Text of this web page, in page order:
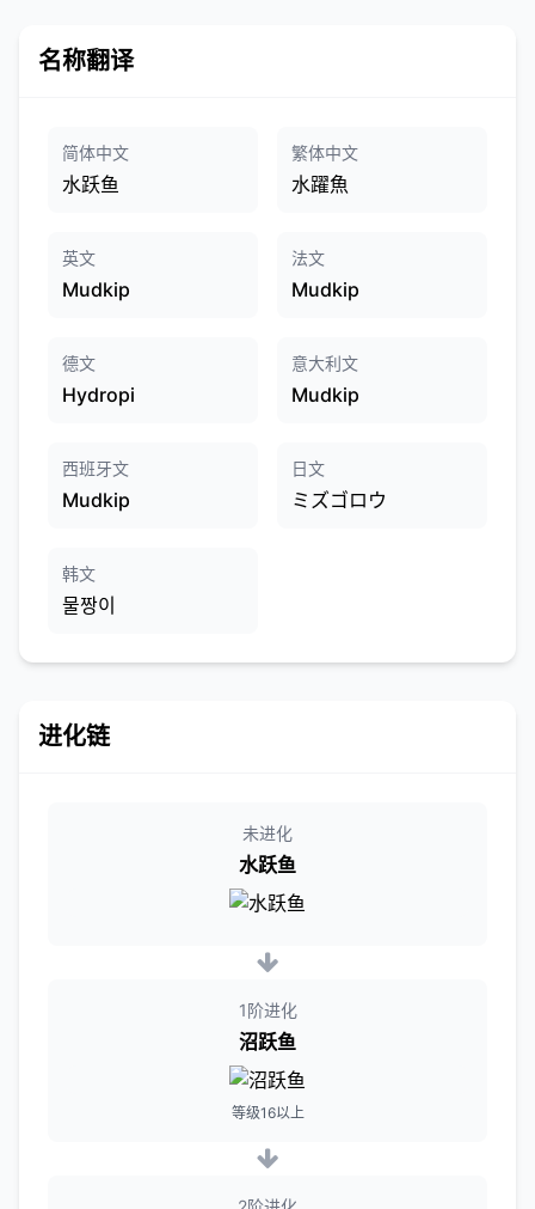
名称翻译
简体中文
水跃鱼
繁体中文
水躍魚
英文
Mudkip
法文
Mudkip
德文
Hydropi
意大利文
Mudkip
西班牙文
Mudkip
日文
ミズゴロウ
韩文
물짱이
进化链
未进化
水跃鱼
1阶进化
沼跃鱼
等级16以上